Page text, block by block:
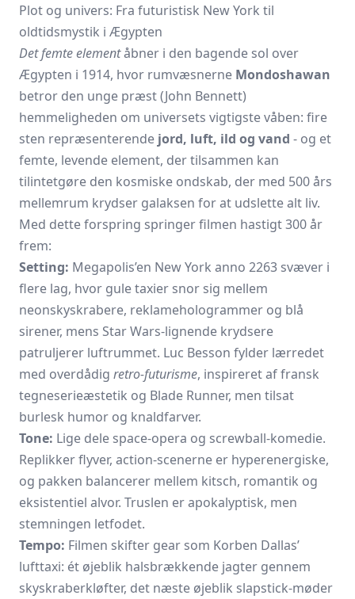
Plot og univers: Fra futuristisk New York til
oldtidsmystik i Ægypten
Det femte elementåbner i den bagende sol over
Ægypten i 1914, hvor rumvæsnerne Mondoshawan
betror den unge præst(John Bennett)
hemmeligheden om universets vigtigste våben: fire
sten repræsenterende jord, luft, ild og vand - og et
femte, levende element, der tilsammen kan
tilintetgøre den kosmiske ondskab, der med 500 års
mellemrum krydser galaksen for at udslette alt liv.
Med dette forspring springer filmen hastigt 300 år
frem:
Setting: Megapolis’en New York anno 2263 svæver i
flere lag, hvor gule taxier snor sig mellem
neonskyskrabere, reklamehologrammer og blå
sirener, mens Star Wars-lignende krydsere
patruljerer luftrummet. Luc Besson fylder lærredet
med overdådig retro-futurisme, inspireret af fransk
tegneserieæstetik og Blade Runner, men tilsat
burlesk humor og knaldfarver.
Tone: Lige dele space-opera og screwball-komedie.
Replikker flyver, action-scenerne er hyperenergiske,
og pakken balancerer mellem kitsch, romantik og
eksistentiel alvor. Truslen er apokalyptisk, men
stemningen letfodet.
Tempo: Filmen skifter gear som Korben Dallas’
lufttaxi: ét øjeblik halsbrækkende jagter gennem
skyskraberkløfter, det næste øjeblik slapstick-møder